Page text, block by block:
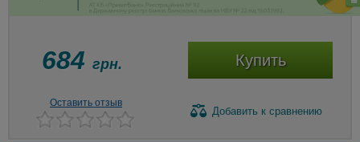
684 грн. Купить
Оставить отзыв
Добавить к сравнению